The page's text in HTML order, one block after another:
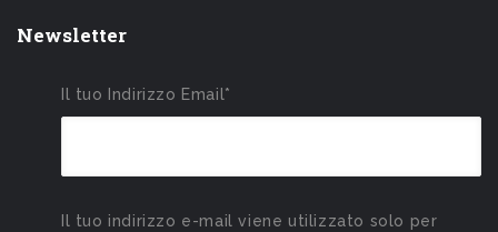
Newsletter
Il tuo Indirizzo Email*
Il tuo indirizzo e-mail viene utilizzato solo per